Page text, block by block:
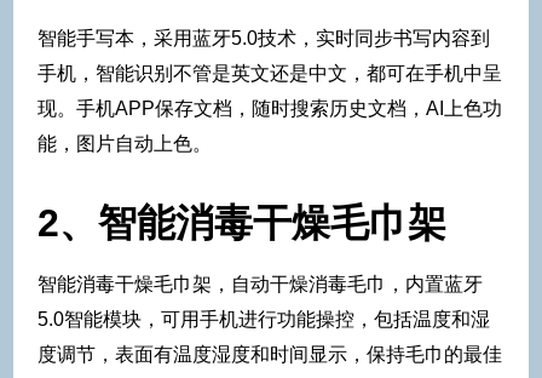
智能手写本，采用蓝牙5.0技术，实时同步书写内容到
手机，智能识别不管是英文还是中文，都可在手机中呈
现。手机APP保存文档，随时搜索历史文档，AI上色功
能，图片自动上色。
2、智能消毒干燥毛巾架
智能消毒干燥毛巾架，自动干燥消毒毛巾，内置蓝牙
5.0智能模块，可用手机进行功能操控，包括温度和湿
度调节，表面有温度湿度和时间显示，保持毛巾的最佳